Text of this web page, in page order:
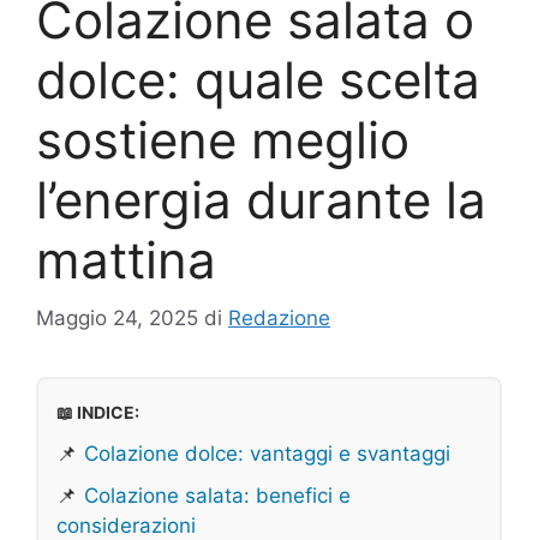
Colazione salata o
dolce: quale scelta
sostiene meglio
l’energia durante la
mattina
Maggio 24, 2025 di Redazione
📖 INDICE:
📌 Colazione dolce: vantaggi e svantaggi
📌 Colazione salata: benefici e
considerazioni